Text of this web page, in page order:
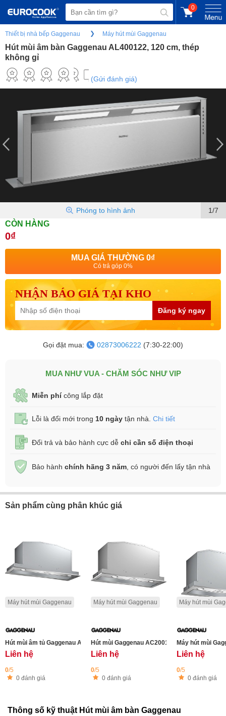
0
Thiết bị nhà bếp Gaggenau Máy hút mùi Gaggenau
Hút mùi âm bàn Gaggenau AL400122, 120 cm, thép
không gỉ
(Gửi đánh giá)
1/7
Phóng to hình ảnh
CÒN HÀNG
0₫
MUA GIÁ THƯỜNG 0₫
Có trả góp 0%
NHẬN BÁO GIÁ TẠI KHO
Đăng ký ngay
Gọi đặt mua: 02873006222 (7:30-22:00)
MUA NHƯ VUA - CHĂM SÓC NHƯ VIP
Miễn phícông lắp đặt
Lỗi là đổi mới trong 10 ngày tận nhà. Chi tiết
Đổi trả và bảo hành cực dễ chỉ cần số điện thoại
Bảo hành chính hãng 3 năm , có người đến lấy tận nhà
Sản phẩm cùng phân khúc giá
Máy hút mùi Gaggenau
Hút mùi âm tủ Gaggenau AC200191 serie 200 , kích thước 86 cm
Liên hệ
0/5
0 đánh giá
Máy hút mùi Gaggenau
Hút mùi Gaggenau AC200181 70cm - Serie 200
Liên hệ
0/5
0 đánh giá
Máy hút mùi
Máy hút mùi
Liên hệ
0/5
0 đánh giá
Thông số kỹ thuật Hút mùi âm bàn Gaggenau